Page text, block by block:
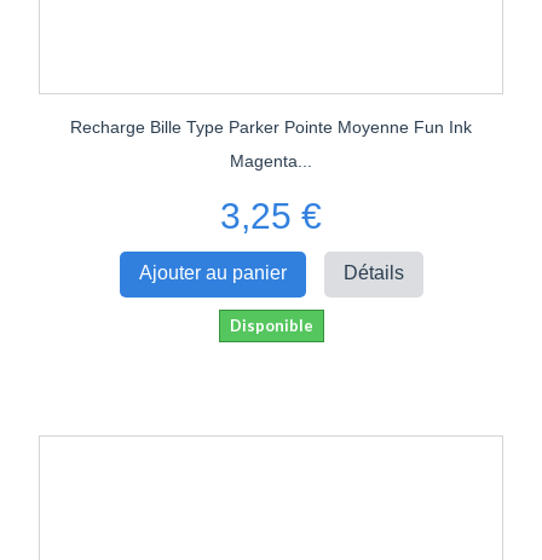
Recharge Bille Type Parker Pointe Moyenne Fun Ink
Magenta...
3,25 €
Ajouter au panier Détails
Disponible